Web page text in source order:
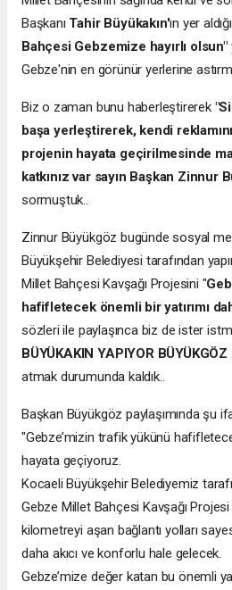
Başkanı Tahir Büyükakın'ın yer
Bahçesi Gebzemize hayırlı olsun"
Gebze'nin en görünür yerlerine
Biz o zaman bunu haberleştirerek
başa yerleştirerek, kendi
projenin hayata geçirilmesinde
katkınız var sayın Başkan Zinnur
sormuştuk..
Zinnur Büyükgöz bugünde sosyal
Büyükşehir Belediyesi tarafından
Millet Bahçesi Kavşağı Projesini "
hafifletecek önemli bir yatırımı
sözleri ile paylaşınca biz de ister
BÜYÜKAKIN YAPIYOR
atmak durumunda kaldık..
Başkan Büyükgöz paylaşımında şu
"Gebze’mizin trafik yükünü
hayata geçiyoruz.
Kocaeli Büyükşehir Belediyemiz
Gebze Millet Bahçesi Kavşağı
kilometreyi aşan bağlantı yolları
daha akıcı ve konforlu hale gelecek.
Gebze’mize değer katan bu önemli